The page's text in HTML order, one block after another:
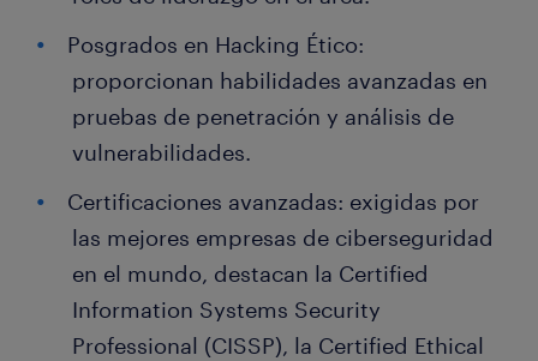
Posgrados en Hacking Ético:
proporcionan habilidades avanzadas en
pruebas de penetración y análisis de
vulnerabilidades.
Certificaciones avanzadas: exigidas por
las mejores empresas de ciberseguridad
en el mundo, destacan la Certified
Information Systems Security
Professional (CISSP), la Certified Ethical